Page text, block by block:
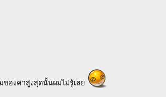
องค่าสูงสุดนั้นผมไม่รู้เลย